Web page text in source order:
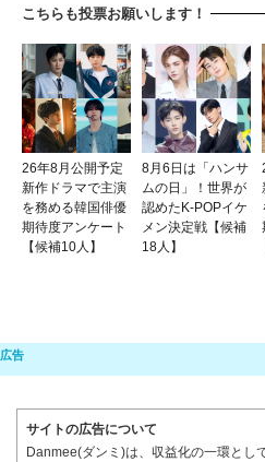
こちらも投票お願いします！
26年8月公開予定
新作ドラマで主演
を務める韓国俳優
期待度アンケート
【候補10人】
8月6日は「ハンサ
ムの日」！世界が
認めたK-POPイケ
メン決定戦【候補
18人】
サイトの広告について
Danmee(ダンミ)は、収益化の一環とし